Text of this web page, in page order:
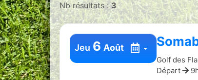
Nb résultats :3
Jeu 6 Août
Golf des
Départ